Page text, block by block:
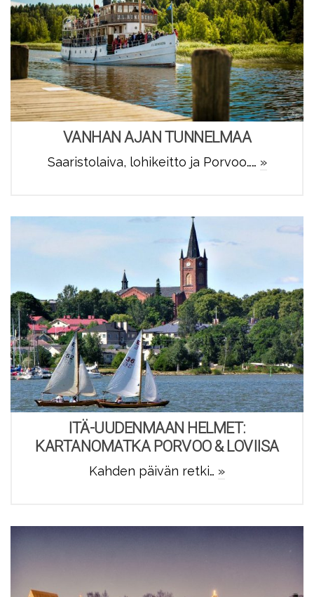
VANHAN AJAN TUNNELMAA
Saaristolaiva, lohikeitto ja Porvoo…… »
ITÄ-UUDENMAAN HELMET:
KARTANOMATKA PORVOO & LOVIISA
Kahden päivän retki… »